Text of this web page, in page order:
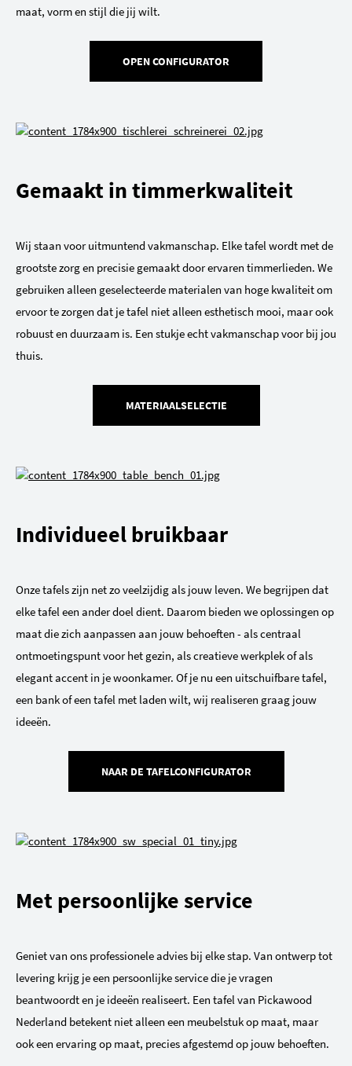
maat, vorm en stijl die jij wilt.
OPEN CONFIGURATOR
Gemaakt in timmerkwaliteit
Wij staan voor uitmuntend vakmanschap. Elke tafel wordt met de
grootste zorg en precisie gemaakt door ervaren timmerlieden. We
gebruiken alleen geselecteerde materialen van hoge kwaliteit om
ervoor te zorgen dat je tafel niet alleen esthetisch mooi, maar ook
robuust en duurzaam is. Een stukje echt vakmanschap voor bij jou
thuis.
MATERIAALSELECTIE
Individueel bruikbaar
Onze tafels zijn net zo veelzijdig als jouw leven. We begrijpen dat
elke tafel een ander doel dient. Daarom bieden we oplossingen op
maat die zich aanpassen aan jouw behoeften - als centraal
ontmoetingspunt voor het gezin, als creatieve werkplek of als
elegant accent in je woonkamer. Of je nu een uitschuifbare tafel,
een bank of een tafel met laden wilt, wij realiseren graag jouw
ideeën.
NAAR DE TAFELCONFIGURATOR
Met persoonlijke service
Geniet van ons professionele advies bij elke stap. Van ontwerp tot
levering krijg je een persoonlijke service die je vragen
beantwoordt en je ideeën realiseert. Een tafel van Pickawood
Nederland betekent niet alleen een meubelstuk op maat, maar
ook een ervaring op maat, precies afgestemd op jouw behoeften.